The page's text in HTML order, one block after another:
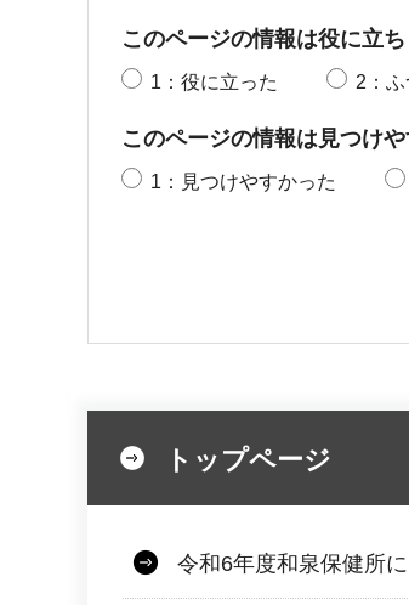
このページの情報は役に立ち
1：役に立った 2：ふ
このページの情報は見つけ
1：見つけやすかった
トップページ
令和6年度和泉保健所